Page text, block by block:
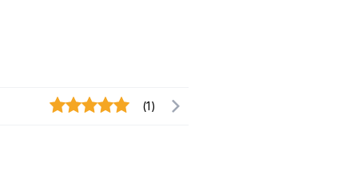
(1)